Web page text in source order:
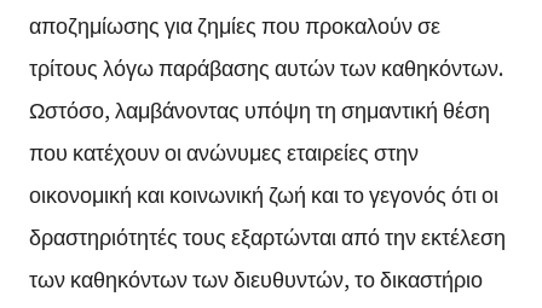
αποζημίωσης για ζημίες που προκαλούν σε
τρίτους λόγω παράβασης αυτών των καθηκόντων.
Ωστόσο, λαμβάνοντας υπόψη τη σημαντική θέση
που κατέχουν οι ανώνυμες εταιρείες στην
οικονομική και κοινωνική ζωή και το γεγονός ότι οι
δραστηριότητές τους εξαρτώνται από την εκτέλεση
των καθηκόντων των διευθυντών, το δικαστήριο